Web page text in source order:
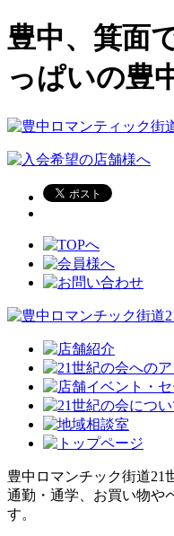
豊中、箕面
っぱいの豊
豊中ロマンチック街道21
通勤・通学、お買い物や
す。